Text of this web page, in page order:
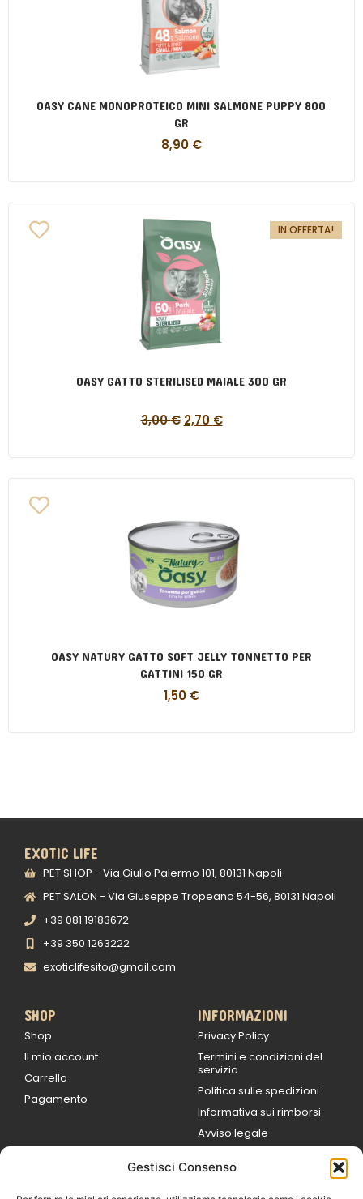
Gestisci Consenso
OASY CANE MONOPROTEICO MINI SALMONE PUPPY 800
GR
8,90 €
IN OFFERTA!
OASY GATTO STERILISED MAIALE 300 GR
3,00€ 2,70 €
OASY NATURY GATTO SOFT JELLY TONNETTO PER
GATTINI 150 GR
1,50 €
EXOTIC LIFE
PET SHOP - Via Giulio Palermo 101, 80131 Napoli
PET SALON - Via Giuseppe Tropeano 54-56, 80131 Napoli
+39 081 19183672
+39 350 1263222
exoticlifesito@gmail.com
SHOP
Shop
Il mio account
Carrello
Pagamento
INFORMAZIONI
Privacy Policy
Termini e condizioni del
servizio
Politica sulle spedizioni
Informativa sui rimborsi
Avviso legale
9:00